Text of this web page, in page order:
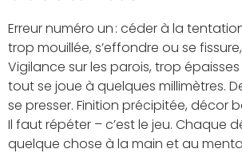
Erreur numéro un : céder à la tentation
trop mouillée, s’effondre ou se
Vigilance sur les parois, trop
tout se joue à quelques millimètres.
se presser. Finition précipitée, décor
Il faut répéter – c’est le jeu. Chaque
quelque chose à la main et au